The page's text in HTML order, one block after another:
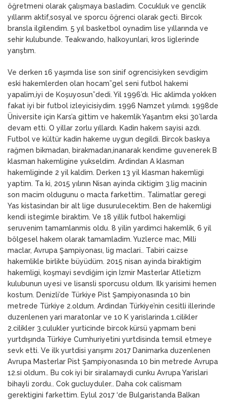
öğretmeni olarak çalışmaya basladim. Cocukluk ve genclik
yıllarım aktif,sosyal ve sporcu öğrenci olarak gecti. Bircok
bransla ilgilendim. 5 yıl basketbol oynadim lise yıllarında ve
sehir kulubunde. Teakwando, halkoyunlari, kros liglerinde
yarıştım.
Ve derken 16 yaşımda lise son sinif ogrencisiyken sevdigim
eski hakemlerden olan hocam”gel seni futbol hakemi
yapalim,iyi de Koşuyosun”dedi. Yil 1996’dı. Hic aklimda yokken
fakat iyi bir futbol izleyicisiydim. 1996 Namzet yılımdı. 1998de
Üniversite için Kars’a gittim ve hakemlik Yaşantım eksi 30’larda
devam etti. O yillar zorlu yıllardı. Kadin hakem sayisi azdı.
Futbol ve kültür kadin hakeme uygun degildi. Bircok baskıya
rağmen bikmadan, birakmadan,inanarak kendime guvenerek B
klasman hakemligine yukseldim. Ardindan A klasman
hakemliginde 2 yil kaldim. Derken 13 yil klasman hakemligi
yaptim. Ta ki, 2015 yılının Nisan ayinda ciktigim 3.lig macinin
son macim oldugunu o macta farkettim.. Talimatlar geregi
Yas kistasindan bir alt lige dusurulecektim. Ben de hakemligi
kendi istegimle biraktim. Ve 18 yillik futbol hakemligi
seruvenim tamamlanmis oldu. 8 yilin yardimci hakemlik, 6 yil
bölgesel hakem olarak tamamladim. Yuzlerce mac, Milli
maclar, Avrupa Şampiyonası, lig maclari.. Tabiri caizse
hakemlikle birlikte büyüdüm. 2015 nisan ayinda biraktigim
hakemligi, koşmayi sevdiğim için Izmir Masterlar Atletizm
kulubunun uyesi ve lisansli sporcusu oldum. Ilk yarisimi hemen
kostum. Denizli’de Türkiye Pist Şampiyonasında 10 bin
metrede Türkiye 2.oldum. Ardindan Türkiye’nin cesitli illerinde
duzenlenen yari maratonlar ve 10 K yarislarinda 1.cilikler
2.cilikler 3.culukler yurticinde bircok kürsü yapmam beni
yurtdışında Türkiye Cumhuriyetini yurtdisinda temsil etmeye
sevk etti. Ve ilk yurtdisi yarışımı 2017 Danimarka duzenlenen
Avrupa Masterlar Pist Şampiyonasında 10 bin metrede Avrupa
12.si oldum.. Bu cok iyi bir siralamaydi cunku Avrupa Yarislari
bihayli zordu.. Cok gucluyduler.. Daha cok calismam
gerektigini farkettim. Eylul 2017 ‘de Bulgaristanda Balkan